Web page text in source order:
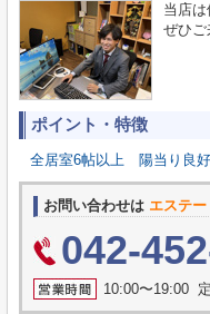
当店
ぜひご
ポイント・特徴
全居室6帖以上 陽当り良好
お問い合わせは エステ
042-
10:00〜19:00